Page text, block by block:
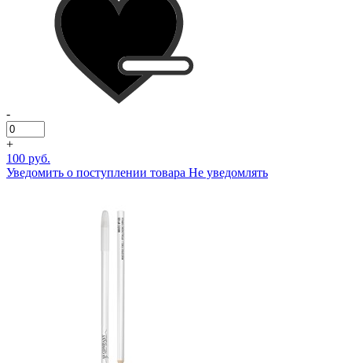
-
+
100 руб.
Уведомить о поступлении товара Не уведомлять